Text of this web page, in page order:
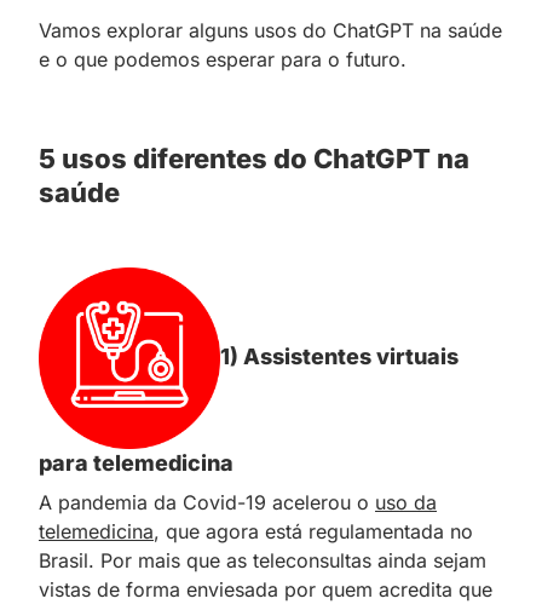
Vamos explorar alguns usos do ChatGPT na saúde
e o que podemos esperar para o futuro.
5 usos diferentes do ChatGPT na
saúde
1) Assistentes virtuais
para telemedicina
A pandemia da Covid-19 acelerou o uso da
telemedicina, que agora está regulamentada no
Brasil. Por mais que as teleconsultas ainda sejam
vistas de forma enviesada por quem acredita que